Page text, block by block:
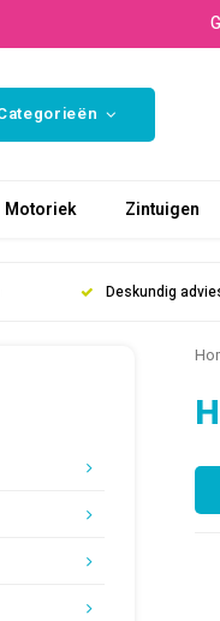
Motoriek Zintuigen
Deskundig